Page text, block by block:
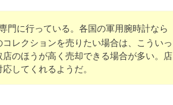
門に行っている。各国の軍用腕時計なら
レクションを売りたい場合は、こういっ
のほうが高く売却できる場合が多い。店
してくれるようだ。